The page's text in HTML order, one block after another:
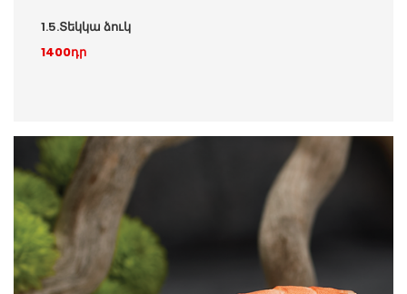
1.5.Տեկկա ձուկ
1400դր